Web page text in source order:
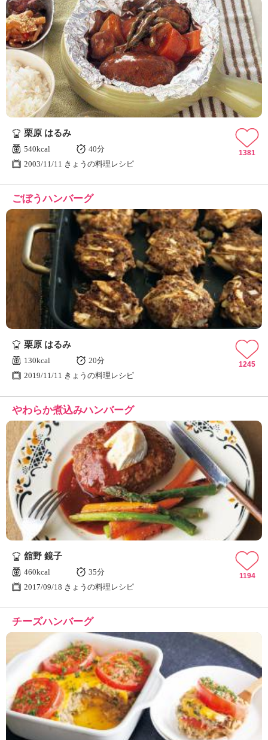
栗原 はるみ
540kcal
40分
2003/11/11 きょうの料理レシピ
1381
ごぼうハンバーグ
栗原 はるみ
130kcal
20分
2019/11/11 きょうの料理レシピ
1245
やわらか煮込みハンバーグ
舘野 鏡子
460kcal
35分
2017/09/18 きょうの料理レシピ
1194
チーズハンバーグ